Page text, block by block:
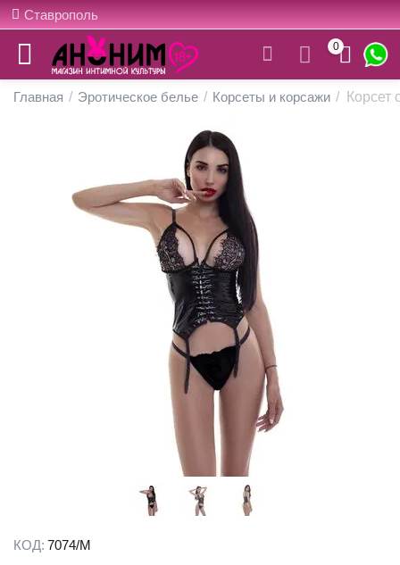
Ставрополь
0
Главная / Эротическое белье / Корсеты и корсажи / Корсет
КОД: 7074/M